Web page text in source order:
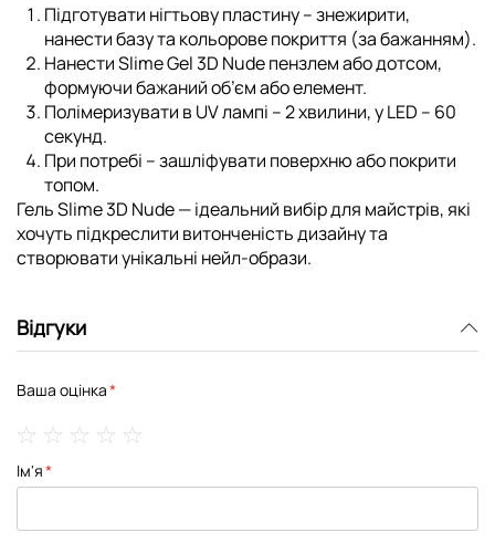
Підготувати нігтьову пластину – знежирити,
нанести базу та кольорове покриття (за бажанням).
Нанести Slime Gel 3D Nude пензлем або дотсом,
формуючи бажаний об’єм або елемент.
Полімеризувати в UV лампі – 2 хвилини, у LED – 60
секунд.
При потребі – зашліфувати поверхню або покрити
топом.
Гель Slime 3D Nude — ідеальний вибір для майстрів, які
хочуть підкреслити витонченість дизайну та
створювати унікальні нейл-образи.
Відгуки
Ваша оцінка
star
stars
stars
stars
stars
Ім'я